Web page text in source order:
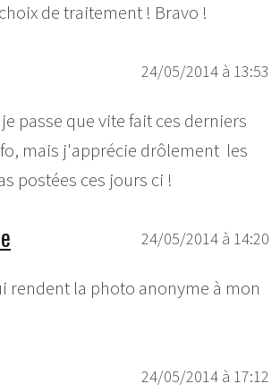
de traitement ! Bravo !
24/05/2014 à 13:53
passe que vite fait ces derniers
mais j'apprécie drôlement les
postées ces jours ci !
24/05/2014 à 14:20
rendent la photo anonyme à mon
24/05/2014 à 17:12